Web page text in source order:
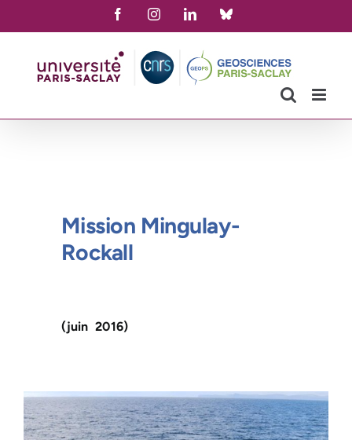
to
FacebookInstagramLinkedInBluesky
Mission Mingulay-
Rockall
(juin 2016)